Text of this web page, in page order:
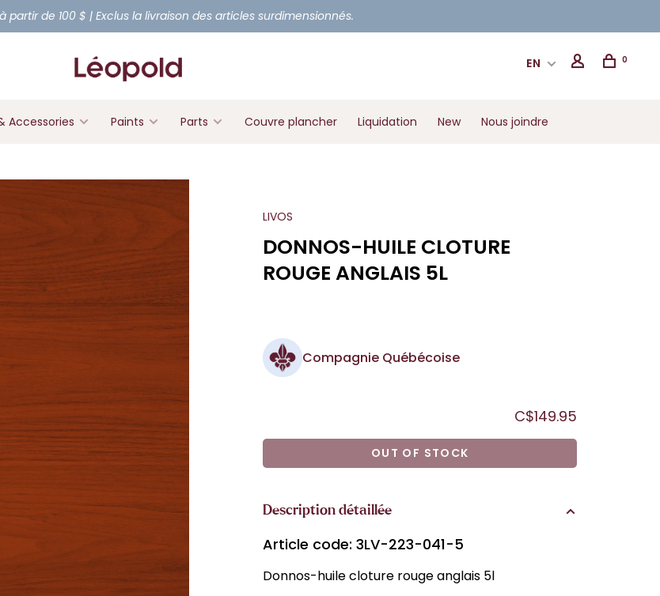
partir de 100 $ | Exclus la livraison des articles surdimensionnés.
EN 0
Accessories Paints Parts Couvre plancher Liquidation New Nous joindre
LIVOS
DONNOS-HUILE CLOTURE
ROUGE ANGLAIS 5L
Compagnie Québécoise
C$149.95
OUT OF STOCK
Description détaillée
Article code: 3LV-223-041-5
Donnos-huile cloture rouge anglais 5l